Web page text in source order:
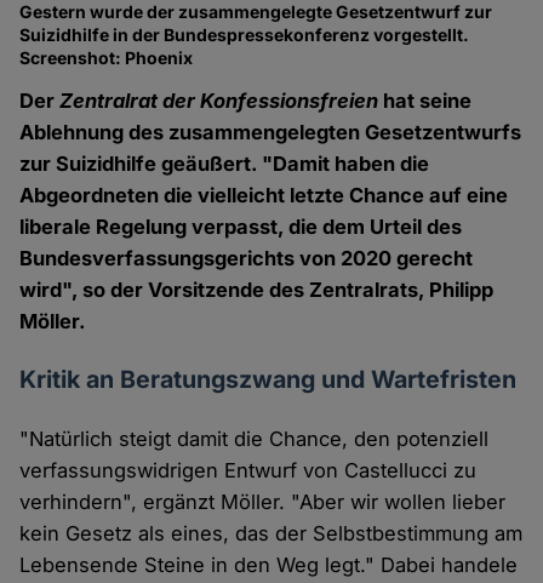
Gestern wurde der zusammengelegte Gesetzentwurf zur
Suizidhilfe in der Bundespressekonferenz vorgestellt.
Screenshot: Phoenix
DerZentralrat der Konfessionsfreien hat seine
Ablehnung des zusammengelegten Gesetzentwurfs
zur Suizidhilfe geäußert. "Damit haben die
Abgeordneten die vielleicht letzte Chance auf eine
liberale Regelung verpasst, die dem Urteil des
Bundesverfassungsgerichts von 2020 gerecht
wird", so der Vorsitzende des Zentralrats, Philipp
Möller.
Kritik an Beratungszwang und Wartefristen
"Natürlich steigt damit die Chance, den potenziell
verfassungswidrigen Entwurf von Castellucci zu
verhindern", ergänzt Möller. "Aber wir wollen lieber
kein Gesetz als eines, das der Selbstbestimmung am
Lebensende Steine in den Weg legt." Dabei handele